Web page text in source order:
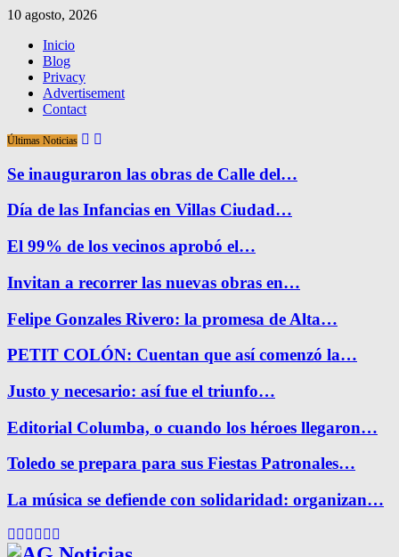
10 agosto, 2026
Inicio
Blog
Privacy
Advertisement
Contact
Últimas Noticias
Se inauguraron las obras de Calle del…
Día de las Infancias en Villas Ciudad…
El 99% de los vecinos aprobó el…
Invitan a recorrer las nuevas obras en…
Felipe Gonzales Rivero: la promesa de Alta…
PETIT COLÓN: Cuentan que así comenzó la…
Justo y necesario: así fue el triunfo…
Editorial Columba, o cuando los héroes llegaron…
Toledo se prepara para sus Fiestas Patronales…
La música se defiende con solidaridad: organizan…
Facebook
Twitter
Instagram
Pinterest
Google